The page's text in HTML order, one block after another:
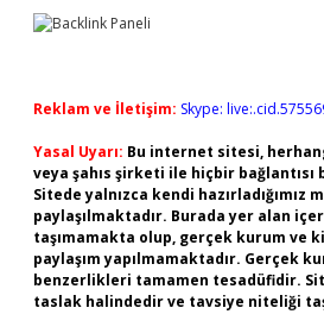
Reklam ve İletişim: Skype:
Yasal Uyarı: Bu internet sitesi,
veya şahıs şirketi ile hiçbir bağlantısı
Sitede yalnızca kendi hazırladığımız
paylaşılmaktadır. Burada yer alan
taşımamakta olup, gerçek kurum ve
paylaşım yapılmamaktadır. Gerçek
benzerlikleri tamamen tesadüfidir.
taslak halindedir ve tavsiye niteliği